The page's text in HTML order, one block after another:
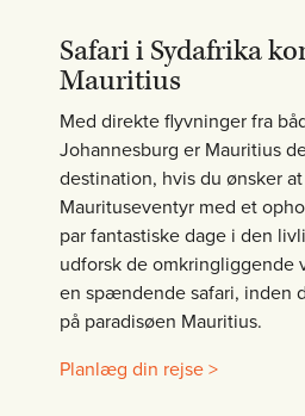
Safari i Sydafrika
Mauritius
Med direkte flyvninger fra
Johannesburg er Mauritius
destination, hvis du ønsker
Maurituseventyr med et
par fantastiske dage i den
udforsk de omkringliggende
en spændende safari, inden
på paradisøen Mauritius.
Planlæg din rejse >